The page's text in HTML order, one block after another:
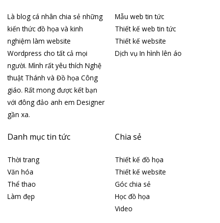
Là blog cá nhân chia sẻ những
kiến thức đồ họa và kinh
nghiệm làm website
Wordpress cho tất cả mọi
người. Mình rất yêu thích Nghệ
thuật Thánh và Đồ họa Công
giáo. Rất mong được kết bạn
với đông đảo anh em Designer
gần xa.
Mẫu web tin tức
Thiết kế web tin tức
Thiết kế website
Dịch vụ In hình lên áo
Danh mục tin tức
Thời trang
Văn hóa
Thể thao
Làm đẹp
Chia sẻ
Thiết kế đồ họa
Thiết kế website
Góc chia sẻ
Học đồ họa
Video